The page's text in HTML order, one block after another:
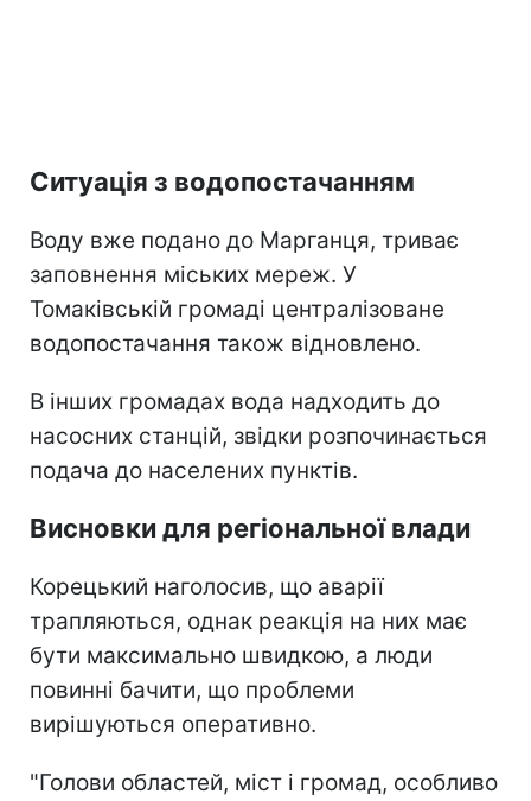
Ситуація з водопостачанням
Воду вже подано до Марганця, триває
заповнення міських мереж. У
Томаківській громаді централізоване
водопостачання також відновлено.
В інших громадах вода надходить до
насосних станцій, звідки розпочинається
подача до населених пунктів.
Висновки для регіональної влади
Корецький наголосив, що аварії
трапляються, однак реакція на них має
бути максимально швидкою, а люди
повинні бачити, що проблеми
вирішуються оперативно.
"Голови областей, міст і громад, особливо